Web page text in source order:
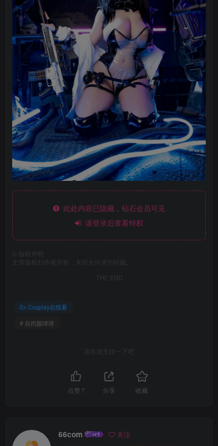
此处内容已隐藏，钻石会员可见
请登录后查看特权
版权声明
文章版权归作者所有，未经允许请勿转载。
THE END
Cosplay在线看
# 自闭颜球球
喜欢就支持一下吧
点赞 7 分享 收藏
66com 关注